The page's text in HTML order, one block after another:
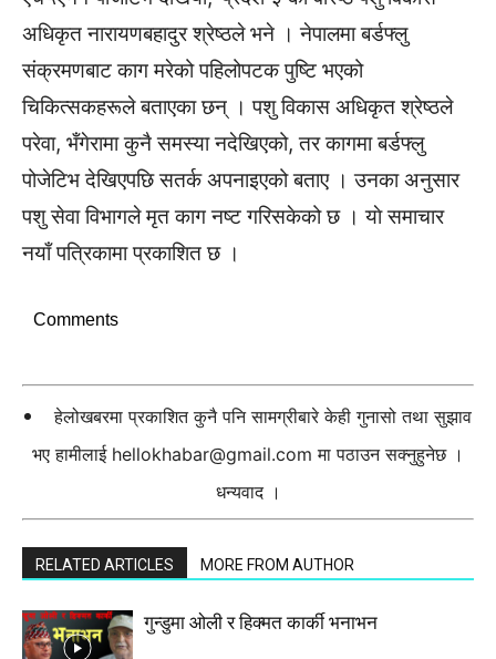
अधिकृत नारायणबहादुर श्रेष्ठले भने । नेपालमा बर्डफ्लु
संक्रमणबाट काग मरेको पहिलोपटक पुष्टि भएको
चिकित्सकहरूले बताएका छन् । पशु विकास अधिकृत श्रेष्ठले
परेवा, भँगेरामा कुनै समस्या नदेखिएको, तर कागमा बर्डफ्लु
पोजेटिभ देखिएपछि सतर्क अपनाइएको बताए । उनका अनुसार
पशु सेवा विभागले मृत काग नष्ट गरिसकेको छ । याे समाचार
नयाँ पत्रिकामा प्रकाशित छ ।
Comments
हेलोखबरमा प्रकाशित कुनै पनि सामग्रीबारे केही गुनासो तथा सुझाव
भए हामीलाई hellokhabar@gmail.com मा पठाउन सक्नुहुनेछ ।
धन्यवाद ।
RELATED ARTICLES MORE FROM AUTHOR
गुन्डुमा ओली र हिक्मत कार्की भनाभन